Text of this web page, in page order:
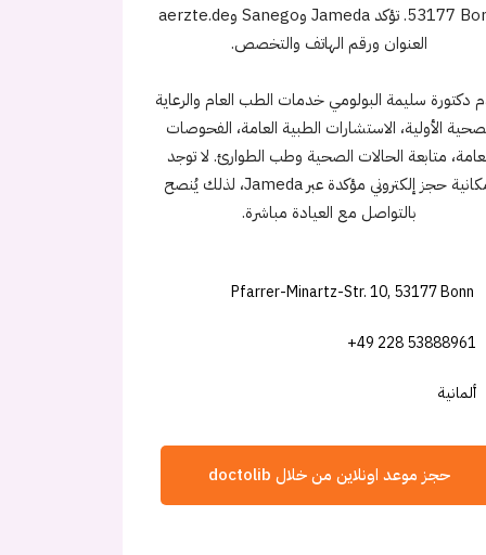
53177 Bonn. تؤكد Jameda وSanego وaerzte.de
العنوان ورقم الهاتف والتخصص.
دكتورة سليمة البولومي خدمات الطب العام والرعاية
الأولية، الاستشارات الطبية العامة، الفحوصات
متابعة الحالات الصحية وطب الطوارئ. لا توجد
إمكانية حجز إلكتروني مؤكدة عبر Jameda، لذلك يُنصح
بالتواصل مع العيادة مباشرة.
Pfarrer-Minartz-Str. 10, 53177 Bonn
+49 228 53888961
ألمانية
حجز موعد اونلاين من خلال doctolib